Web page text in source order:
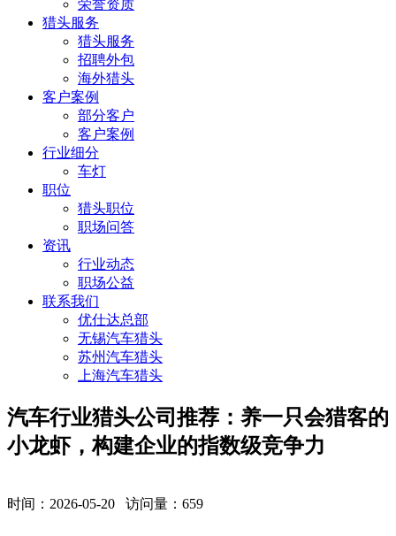
荣誉资质
猎头服务
猎头服务
招聘外包
海外猎头
客户案例
部分客户
客户案例
行业细分
车灯
职位
猎头职位
职场问答
资讯
行业动态
职场公益
联系我们
优仕达总部
无锡汽车猎头
苏州汽车猎头
上海汽车猎头
汽车行业猎头公司推荐：养一只会猎客的
小龙虾，构建企业的指数级竞争力
时间：2026-05-20 访问量： 659